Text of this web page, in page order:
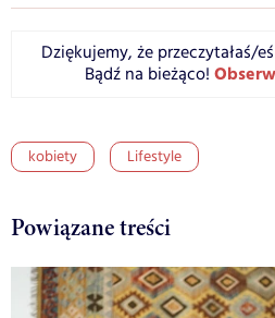
Dziękujemy, że przeczytałaś/
Bądź na bieżąco!
kobiety Lifestyle
Powiązane treści